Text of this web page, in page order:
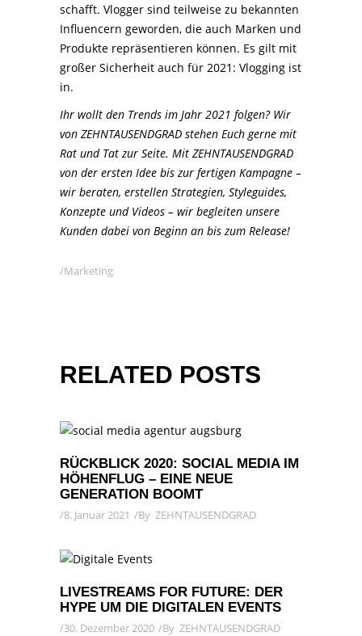
schafft. Vlogger sind teilweise zu bekannten
Influencern geworden, die auch Marken und
Produkte repräsentieren können. Es gilt mit
großer Sicherheit auch für 2021: Vlogging ist
in.
Ihr wollt den Trends im Jahr 2021 folgen? Wir
von ZEHNTAUSENDGRAD stehen Euch gerne mit
Rat und Tat zur Seite. Mit ZEHNTAUSENDGRAD
von der ersten Idee bis zur fertigen Kampagne –
wir beraten, erstellen Strategien, Styleguides,
Konzepte und Videos – wir begleiten unsere
Kunden dabei von Beginn an bis zum Release!
Marketing
RELATED POSTS
RÜCKBLICK 2020: SOCIAL MEDIA IM
HÖHENFLUG – EINE NEUE
GENERATION BOOMT
8. Januar 2021 By ZEHNTAUSENDGRAD
LIVESTREAMS FOR FUTURE: DER
HYPE UM DIE DIGITALEN EVENTS
30. Dezember 2020 By ZEHNTAUSENDGRAD